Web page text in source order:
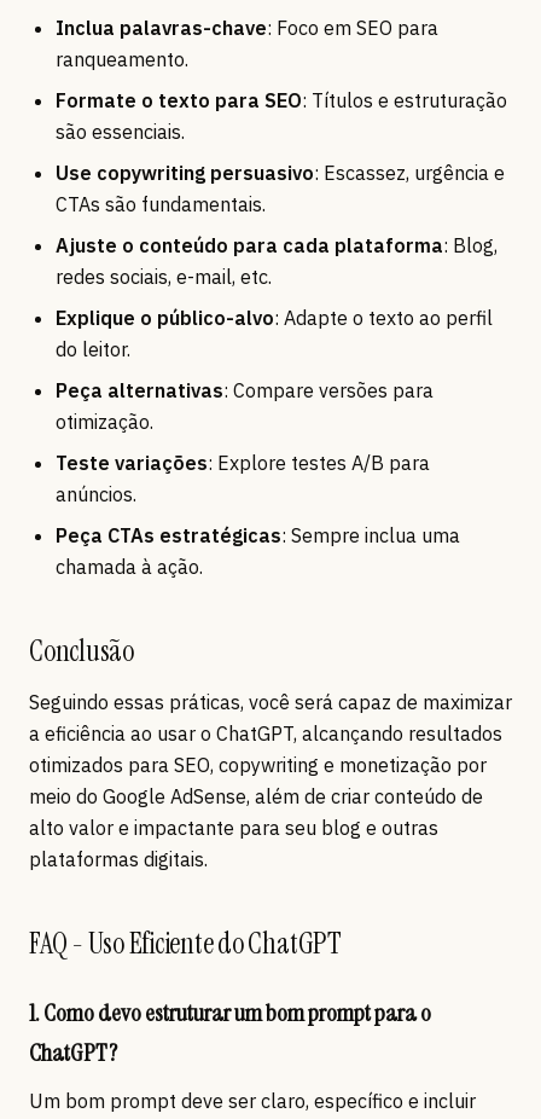
Inclua palavras-chave: Foco em SEO para
ranqueamento.
Formate o texto para SEO: Títulos e estruturação
são essenciais.
Use copywriting persuasivo: Escassez, urgência e
CTAs são fundamentais.
Ajuste o conteúdo para cada plataforma: Blog,
redes sociais, e-mail, etc.
Explique o público-alvo: Adapte o texto ao perfil
do leitor.
Peça alternativas: Compare versões para
otimização.
Teste variações: Explore testes A/B para
anúncios.
Peça CTAs estratégicas: Sempre inclua uma
chamada à ação.
Conclusão
Seguindo essas práticas, você será capaz de maximizar
a eficiência ao usar o ChatGPT, alcançando resultados
otimizados para SEO, copywriting e monetização por
meio do Google AdSense, além de criar conteúdo de
alto valor e impactante para seu blog e outras
plataformas digitais.
FAQ - Uso Eficiente do ChatGPT
1. Como devo estruturar um bom prompt para o
ChatGPT?
Um bom prompt deve ser claro, específico e incluir